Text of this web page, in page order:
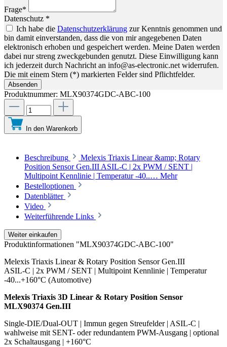
Frage*
Datenschutz *
Ich habe die Datenschutzerklärung zur Kenntnis genommen und
bin damit einverstanden, dass die von mir angegebenen Daten
elektronisch erhoben und gespeichert werden. Meine Daten werden
dabei nur streng zweckgebunden genutzt. Diese Einwilligung kann
ich jederzeit durch Nachricht an info@as-electronic.net widerrufen.
Die mit einem Stern (*) markierten Felder sind Pflichtfelder.
Absenden
Produktnummer: MLX90374GDC-ABC-100
In den Warenkorb
Beschreibung
Melexis Triaxis Linear &amp; Rotary
Position Sensor Gen.III ASIL-C | 2x PWM / SENT |
Multipoint Kennlinie | Temperatur -40..… Mehr
Bestelloptionen
Datenblätter
Video
Weiterführende Links
Weiter einkaufen
Produktinformationen "MLX90374GDC-ABC-100"
Melexis Triaxis Linear & Rotary Position Sensor Gen.III
ASIL-C | 2x PWM / SENT | Multipoint Kennlinie | Temperatur
-40...+160°C (Automotive)
Melexis Triaxis 3D Linear & Rotary Position Sensor
MLX90374 Gen.III
Single-DIE/Dual-OUT | Immun gegen Streufelder | ASIL-C |
wahlweise mit SENT- oder redundantem PWM-Ausgang | optional
2x Schaltausgang | +160°C